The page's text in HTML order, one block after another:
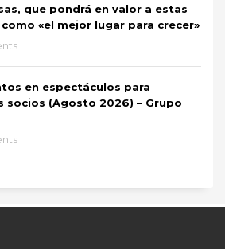
que pondrá en valor a estas
«el mejor lugar para crecer»
en espectáculos para
socios (Agosto 2026) – Grupo